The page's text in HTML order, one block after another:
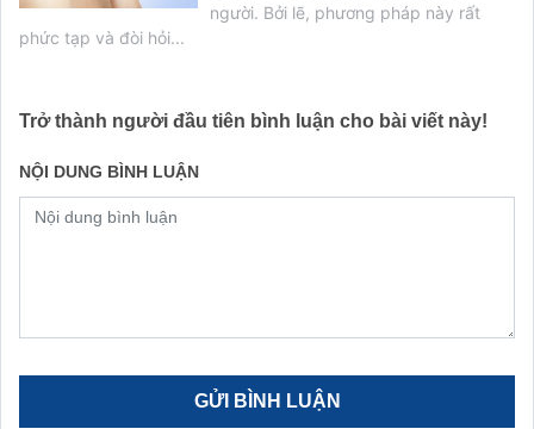
người. Bởi lẽ, phương pháp này rất
phức tạp và đòi hỏi...
Trở thành người đầu tiên bình luận cho bài viết này!
NỘI DUNG BÌNH LUẬN